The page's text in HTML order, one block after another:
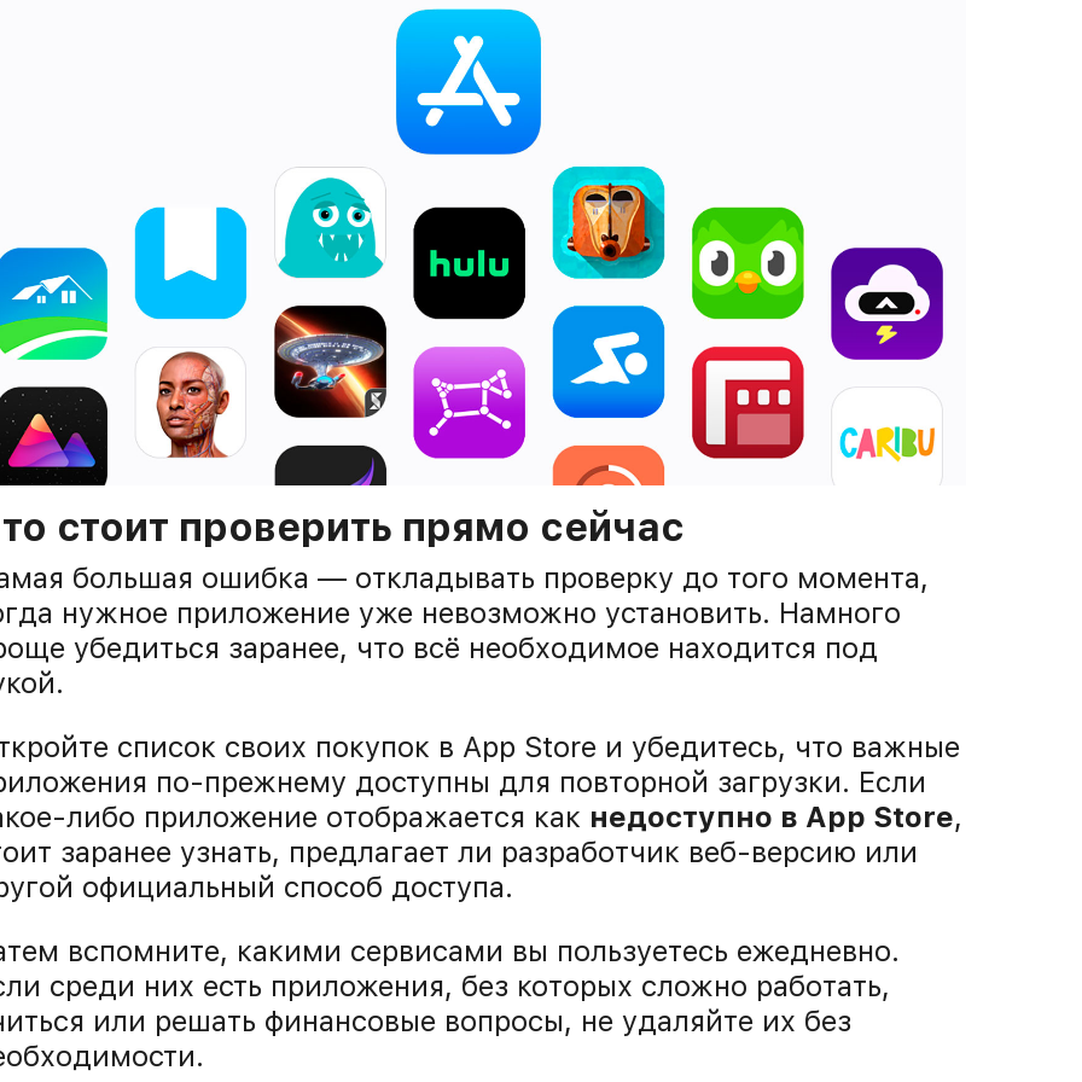
стоит проверить прямо сейчас
большая ошибка — откладывать проверку до того момента,
нужное приложение уже невозможно установить. Намного
убедиться заранее, что всё необходимое находится под
список своих покупок в App Store и убедитесь, что важные
по-прежнему доступны для повторной загрузки. Если
либо приложение отображается как недоступно в App Store,
заранее узнать, предлагает ли разработчик веб-версию или
официальный способ доступа.
вспомните, какими сервисами вы пользуетесь ежедневно.
среди них есть приложения, без которых сложно работать,
или решать финансовые вопросы, не удаляйте их без